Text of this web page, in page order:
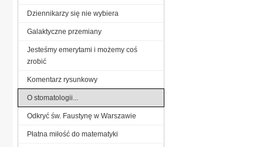
Dziennikarzy się nie wybiera
Galaktyczne przemiany
Jesteśmy emerytami i możemy coś
zrobić
Komentarz rysunkowy
O stomatologii...
Odkryć św. Faustynę w Warszawie
Płatna miłość do matematyki